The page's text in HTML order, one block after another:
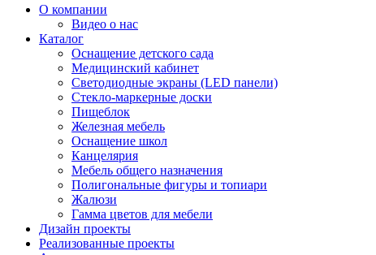
О компании
Видео о нас
Каталог
Оснащение детского сада
Медицинский кабинет
Светодиодные экраны (LED панели)
Стекло-маркерные доски
Пищеблок
Железная мебель
Оснащение школ
Канцелярия
Мебель общего назначения
Полигональные фигуры и топиари
Жалюзи
Гамма цветов для мебели
Дизайн проекты
Реализованные проекты